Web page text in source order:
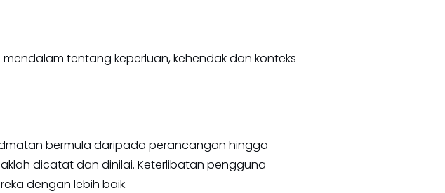
tentang keperluan, kehendak dan konteks
bermula daripada perancangan hingga
dicatat dan dinilai. Keterlibatan pengguna
dengan lebih baik.